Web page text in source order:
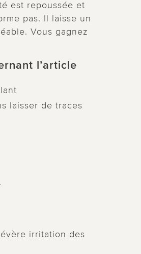
est repoussée et
pas. Il laisse un
Vous gagnez
l’article
laisser de traces
irritation des